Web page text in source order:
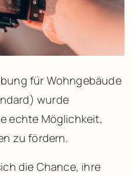
für Wohngebäude
wurde
echte Möglichkeit,
zu fördern.
die Chance, ihre